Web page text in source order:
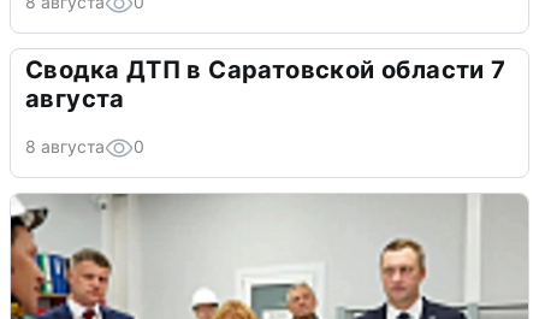
Сводка ДТП в Саратовской области 7
августа
8 августа 0